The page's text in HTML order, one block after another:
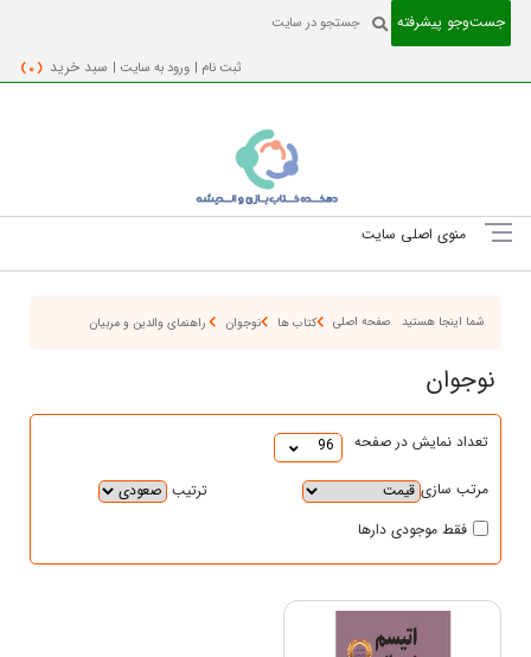
جست‌و‌جو پیشرفته
ثبت نام | ورود به سایت | سبد خرید ( 0 )
منوی اصلی سایت
شما اینجا هستید صفحه اصلی کتاب ها نوجوان راهنمای والدین و مربیان
نوجوان
96 تعداد نمایش در صفحه
مرتب سازی ترتیب
فقط موجودی دارها